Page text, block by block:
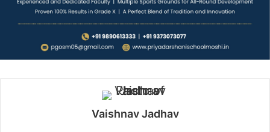
Vaishnav Jadhav